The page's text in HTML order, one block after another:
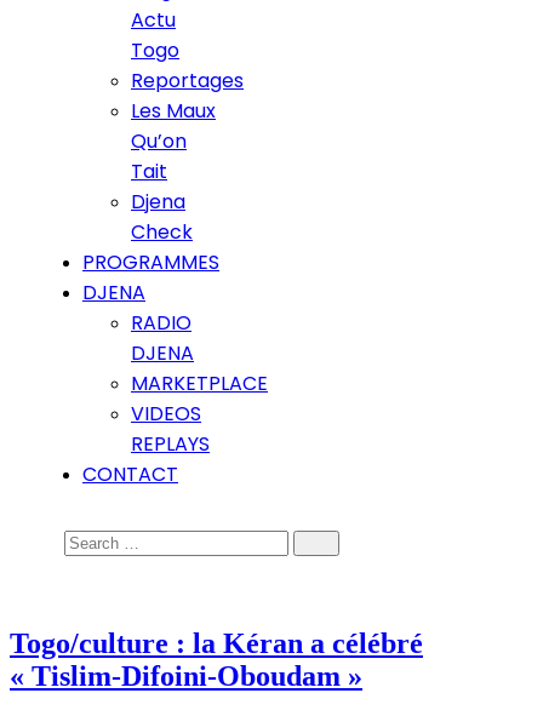
Actu
Togo
Reportages
Les Maux
Qu’on
Tait
Djena
Check
PROGRAMMES
DJENA
RADIO
DJENA
MARKETPLACE
VIDEOS
REPLAYS
CONTACT
Togo/culture : la Kéran a célébré
« Tislim-Difoini-Oboudam »